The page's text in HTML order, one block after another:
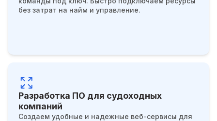
без затрат на найм и управление.
Разработка ПО для судоходных
компаний
Создаем удобные и надежные веб-сервисы для